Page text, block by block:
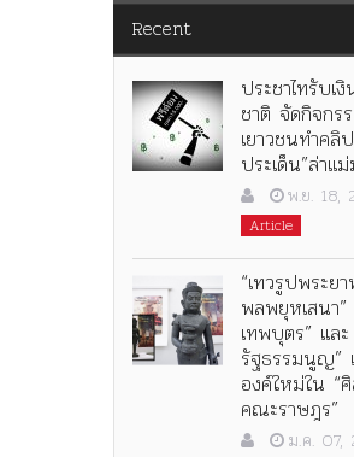
Recent
ประชาไทรับเ
ชาติ จัดกิจกร
เยาวชนทำคลิป
ประเด็น”ล่าแ
พ.ย. 18,
Article
“เทวรูปพระย
พลพยุหเสนา
เทพบุตร” แล
รัฐธรรมนูญ”
องค์ใหม่ใน “
คณะราษฎร”
ม.ค. 07,